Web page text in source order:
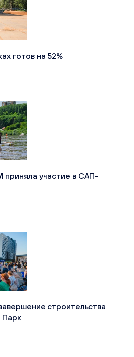
готов на 52%
приняла участие в САП-
строительства
Парк